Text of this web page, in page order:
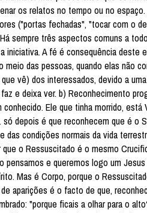
os relatos no tempo ou no
("portas fechadas", "tocar com o
sempre três aspectos comuns a
iniciativa. A fé é consequência
das pessoas, quando elas não
vê) dos interessados, devido a
e deixa ver. b) Reconhecimento
Ele que tinha morrido,
depois é que reconhecem que é o
condições normais da vida
o Ressuscitado é o mesmo
e queremos logo um
Mas é Corpo, porque o
aparições é o facto de que,
"porque ficais a olhar para o